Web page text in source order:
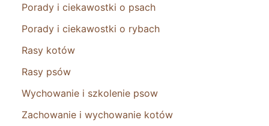
Porady i ciekawostki o psach
Porady i ciekawostki o rybach
Rasy kotów
Rasy psów
Wychowanie i szkolenie psow
Zachowanie i wychowanie kotów